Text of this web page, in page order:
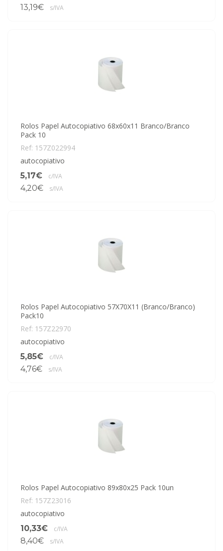
13,19€ s/IVA
Rolos Papel Autocopiativo 68x60x11 Branco/Branco
Pack 10
Ref: 157Z022994
autocopiativo
5,17€
c/IVA
4,20€ s/IVA
Rolos Papel Autocopiativo 57X70X11 (Branco/Branco)
Pack10
Ref: 157Z22970
autocopiativo
5,85€
c/IVA
4,76€ s/IVA
Rolos Papel Autocopiativo 89x80x25 Pack 10un
Ref: 157Z23016
autocopiativo
10,33€
c/IVA
8,40€ s/IVA